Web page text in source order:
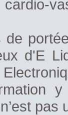
de
d'E
pas